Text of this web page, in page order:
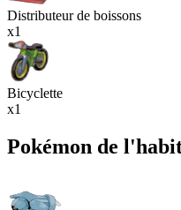
Distributeur de boissons
x1
Bicyclette
x1
Pokémon de